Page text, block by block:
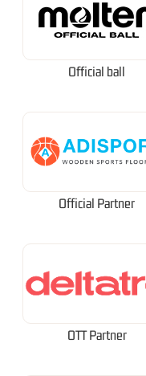
Official ball
Official Partner
OTT Partner